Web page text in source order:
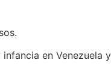
en Venezuela